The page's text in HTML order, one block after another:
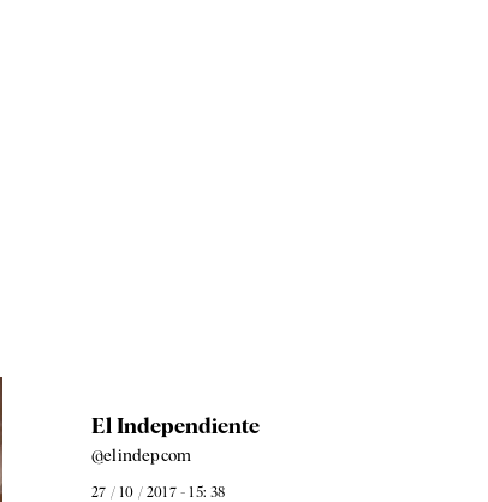
El Independiente
@elindepcom
27 / 10 / 2017 - 15: 38